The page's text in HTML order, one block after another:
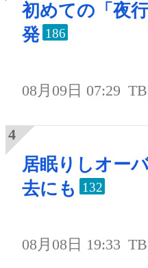
初めての「夜
発 186
08月09日 07:29
居眠りしオー
去にも
132
08月08日 19:33